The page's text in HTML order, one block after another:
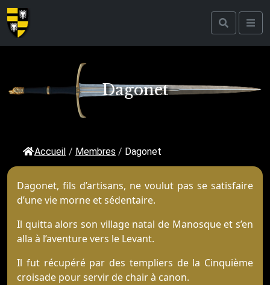
Dagonet
Accueil / Membres / Dagonet
Dagonet, fils d’artisans, ne voulut pas se satisfaire
d’une vie morne et sédentaire.
Il quitta alors son village natal de Manosque et s’en
alla à l’aventure vers le Levant.
Il fut récupéré par des templiers de la Cinquième
croisade pour servir de chair à canon.